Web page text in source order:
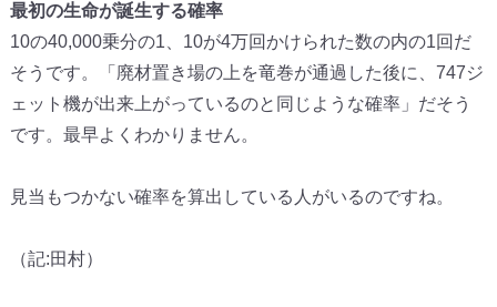
最初の生命が誕生する確率
10の40,000乗分の1、10が4万回かけられた数の内の1回だ
そうです。「廃材置き場の上を竜巻が通過した後に、747ジ
ェット機が出来上がっているのと同じような確率」だそう
です。最早よくわかりません。
見当もつかない確率を算出している人がいるのですね。
（記:田村）